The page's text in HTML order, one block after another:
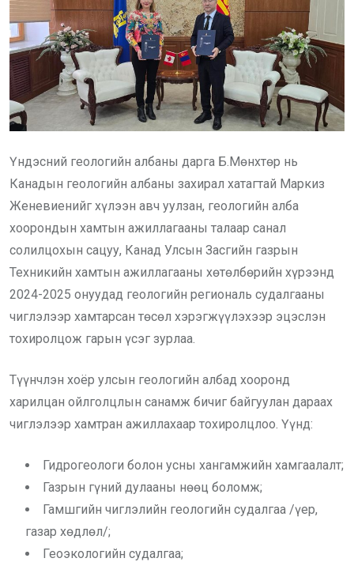
Үндэсний геологийн албаны дарга Б.Мөнхтөр нь
Канадын геологийн албаны захирал хатагтай Маркиз
Женевиенийг хүлээн авч уулзан, геологийн алба
хоорондын хамтын ажиллагааны талаар санал
солилцохын сацуу, Канад Улсын Засгийн газрын
Техникийн хамтын ажиллагааны хөтөлбөрийн хүрээнд
2024-2025 онуудад геологийн региональ судалгааны
чиглэлээр хамтарсан төсөл хэрэгжүүлэхээр эцэслэн
тохиролцож гарын үсэг зурлаа.
Түүнчлэн хоёр улсын геологийн албад хооронд
харилцан ойлголцлын санамж бичиг байгуулан дараах
чиглэлээр хамтран ажиллахаар тохиролцлоо. Үүнд:
Гидрогеологи болон усны хангамжийн хамгаалалт;
Газрын гүний дулааны нөөц боломж;
Гамшгийн чиглэлийн геологийн судалгаа /үер,
газар хөдлөл/;
Геоэкологийн судалгаа;